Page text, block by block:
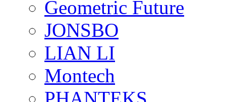
Geometric Future
JONSBO
LIAN LI
Montech